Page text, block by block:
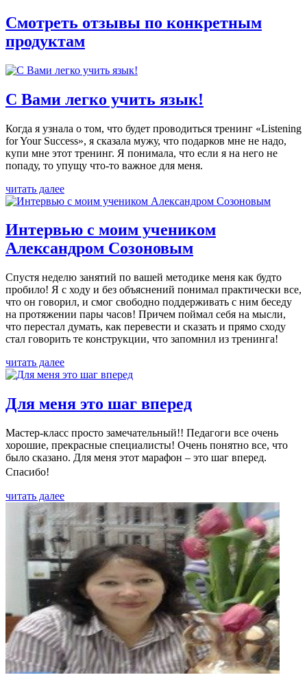
Смотреть отзывы по конкретным
продуктам
С Вами легко учить язык!
Когда я узнала о том, что будет проводиться тренинг «Listening
for Your Success», я сказала мужу, что подарков мне не надо,
купи мне этот тренинг. Я понимала, что если я на него не
попаду, то упущу что-то важное для меня.
читать далее
Интервью с моим учеником
Александром Созоновым
Спустя неделю занятий по вашей методике меня как будто
пробило! Я с ходу и без объяснений понимал практически все,
что он говорил, и смог свободно поддерживать с ним беседу
на протяжении пары часов! Причем поймал себя на мысли,
что перестал думать, как перевести и сказать и прямо сходу
стал говорить те конструкции, что запомнил из тренинга!
читать далее
Для меня это шаг вперед
Мастер-класс просто замечательный!! Педагоги все очень
хорошие, прекрасные специалисты! Очень понятно все, что
было сказано. Для меня этот марафон – это шаг вперед.
Спасибо!
читать далее